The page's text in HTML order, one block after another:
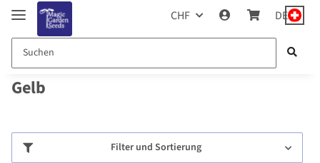
CHF DE
Gelb
Filter und Sortierung